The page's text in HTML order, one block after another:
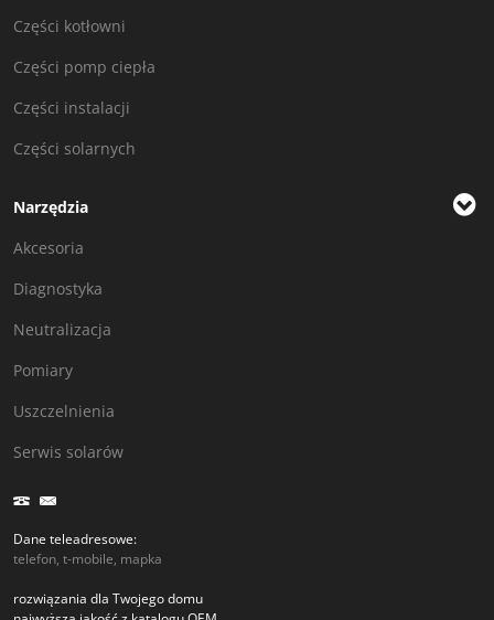
Części kotłowni
Części pomp ciepła
Części instalacji
Części solarnych
Narzędzia
Akcesoria
Diagnostyka
Neutralizacja
Pomiary
Uszczelnienia
Serwis solarów
Dane teleadresowe:
telefon, t-mobile, mapka
rozwiązania dla Twojego domu